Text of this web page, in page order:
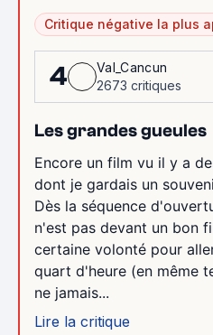
Critique négative la plus
4
Val_Cancun
2673 critiques
Les grandes gueules
Encore un film vu il y a
dont je gardais un
Dès la séquence
n'est pas devant un bon
certaine volonté pour
quart d'heure (en même
ne jamais...
Lire la critique